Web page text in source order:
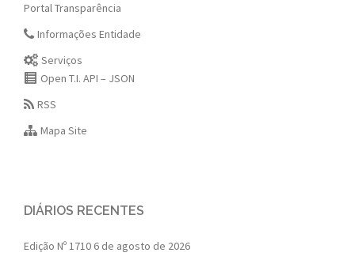
Portal Transparência
Informações Entidade
Serviços
Open T.I. API – JSON
RSS
Mapa Site
DIÁRIOS RECENTES
Edição Nº 1710 6 de agosto de 2026